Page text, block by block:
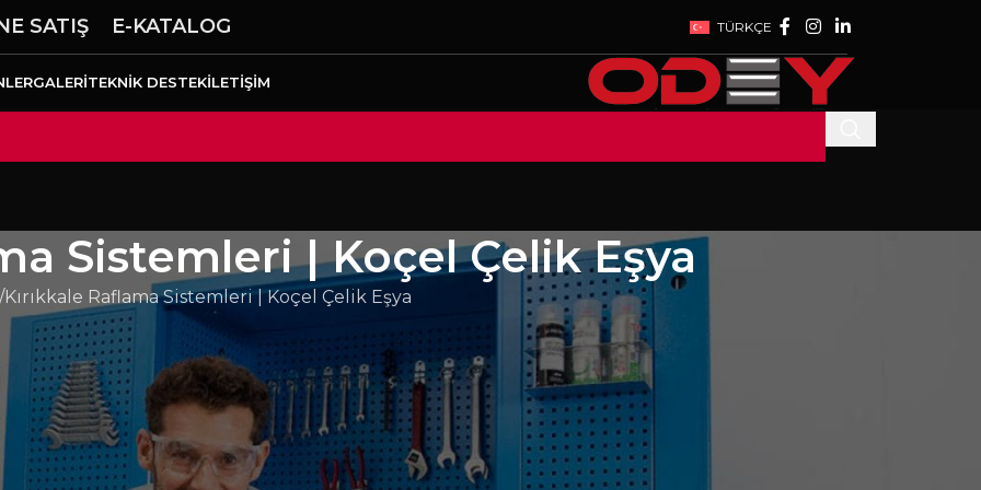
SATIŞ E-KATALOG TÜRKÇE
GALERITEKNIK DESTEKİLETIŞIM
Sistemleri | Koçel Çelik Eşya
Kırıkkale Raflama Sistemleri | Koçel Çelik Eşya
işletmeler için raflama sistemleri alanında uzun ömürlü
bileşenler, ağır endüstriyel kullanım şartlarında
yalın üretim kültürünü destekleyen 5S
arama süreleri azalır ve verimlilik artar.
SON YAZILAR
WE ARE AT WIN
EURASIA 2023
EXHIBITION
27 Temmuz 2023
Comment